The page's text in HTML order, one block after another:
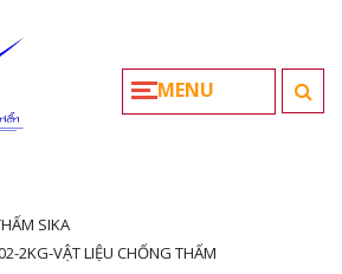
MENU
SIKA
2KG-VẬT LIỆU CHỐNG THẤM